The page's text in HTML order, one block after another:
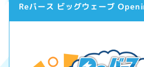
Reバース ビッグウェーブ